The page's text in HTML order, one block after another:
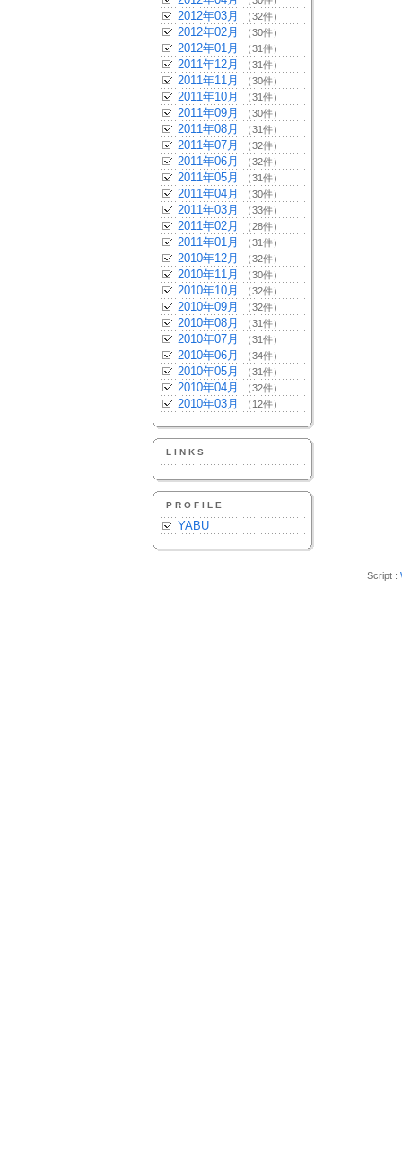
2012年03月 （32件）
2012年02月 （30件）
2012年01月 （31件）
2011年12月 （31件）
2011年11月 （30件）
2011年10月 （31件）
2011年09月 （30件）
2011年08月 （31件）
2011年07月 （32件）
2011年06月 （32件）
2011年05月 （31件）
2011年04月 （30件）
2011年03月 （33件）
2011年02月 （28件）
2011年01月 （31件）
2010年12月 （32件）
2010年11月 （30件）
2010年10月 （32件）
2010年09月 （32件）
2010年08月 （31件）
2010年07月 （31件）
2010年06月 （34件）
2010年05月 （31件）
2010年04月 （32件）
2010年03月 （12件）
LINKS
PROFILE
YABU
Script :